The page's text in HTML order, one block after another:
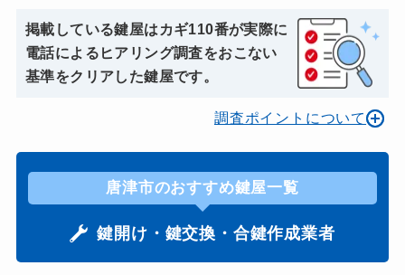
掲載している鍵屋はカギ110番が実際に
電話によるヒアリング調査をおこない
基準をクリアした鍵屋です。
調査ポイントについて
唐津市のおすすめ鍵屋一覧
鍵開け・鍵交換・合鍵作成業者